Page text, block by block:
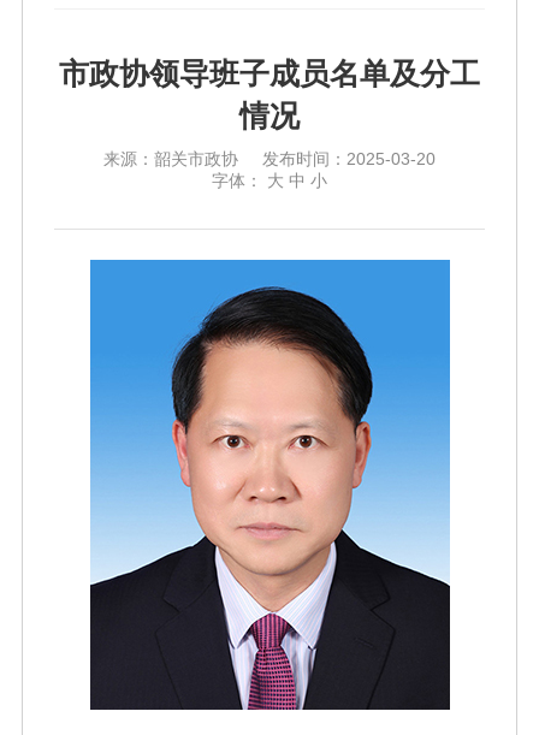
市政协领导班子成员名单及分工
情况
来源： 韶关市政协 发布时间： 2025-03-20
字体：
大 中 小